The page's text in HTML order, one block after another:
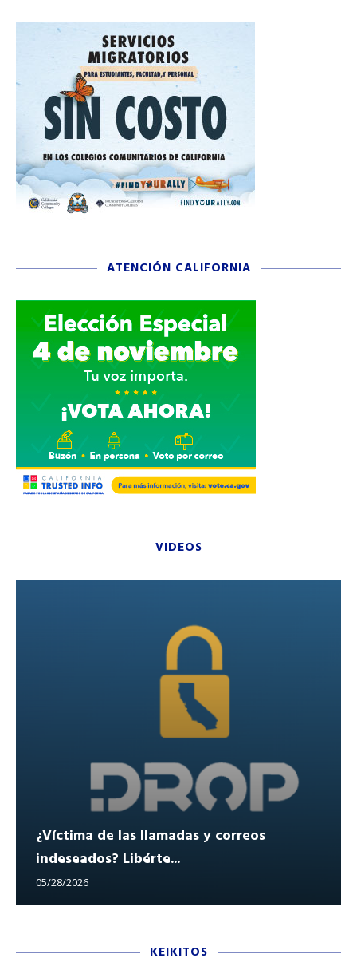
ATENCIÓN CALIFORNIA
VIDEOS
¿Víctima de las llamadas y correos
indeseados? Libérte...
05/28/2026
KEIKITOS